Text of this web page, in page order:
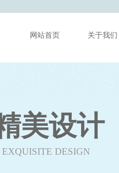
网站首页 关于我们
美设计
DESIGN